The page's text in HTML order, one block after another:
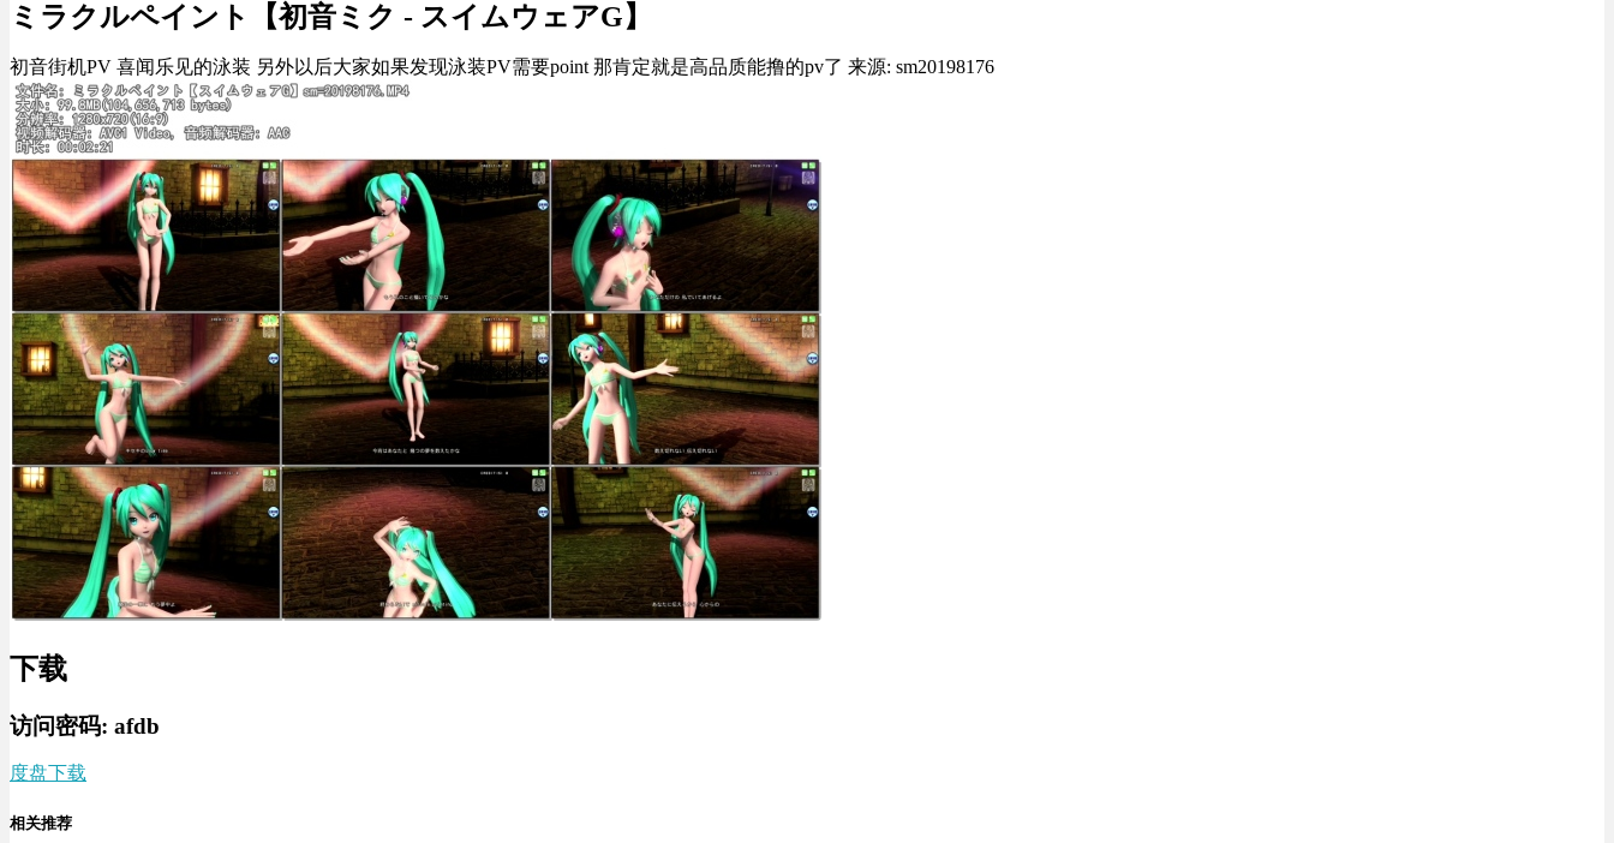
ミラクルペイント【初音ミク - スイムウェアG】
初音街机PV 喜闻乐见的泳装 另外以后大家如果发现泳装PV需要point 那肯定就是高品质能撸的pv了 来源: sm20198176
下载
访问密码: afdb
度盘下载
相关推荐